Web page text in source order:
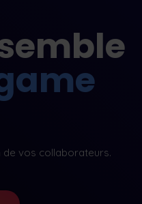
de vos collaborateurs.